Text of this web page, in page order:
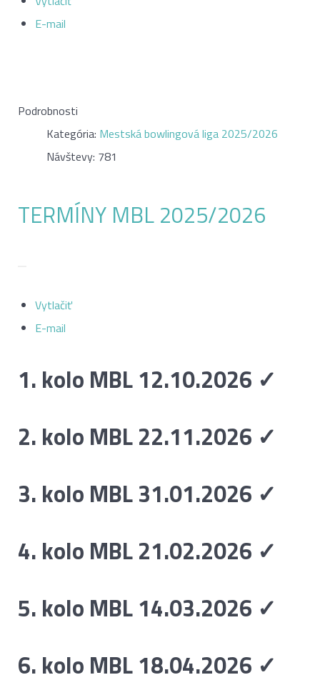
E-mail
Podrobnosti
Kategória: Mestská bowlingová liga 2025/2026
Návštevy: 781
TERMÍNY MBL 2025/2026
Vytlačiť
E-mail
1. kolo MBL 12.10.2026 ✓
2. kolo MBL 22.11.2026 ✓
3. kolo MBL 31.01.2026 ✓
4. kolo MBL 21.02.2026 ✓
5. kolo MBL 14.03.2026 ✓
6. kolo MBL 18.04.2026 ✓